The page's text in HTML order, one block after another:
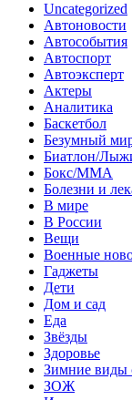
Uncategorized
Автоновости
Автособытия
Автоспорт
Автоэксперт
Актеры
Аналитика
Баскетбол
Безумный
Биатлон/
Бокс/MMA
Болезни и
В мире
В России
Вещи
Военные
Гаджеты
Дети
Дом и сад
Еда
Звёзды
Здоровье
Зимние виды
ЗОЖ